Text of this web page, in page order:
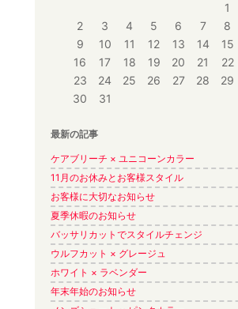
1
2
3 4 5 6 7
8
9
10 11 12 13 14
15
16
17 18 19 20 21
22
23
24 25 26 27 28
29
30
31
最新の記事
ケアブリーチ × ユニコーンカラー
11月のお休みとお客様スタイル
お客様に大切なお知らせ
夏季休暇のお知らせ
バッサリカットでスタイルチェンジ
ウルフカット × グレージュ
ホワイト × ラベンダー
年末年始のお知らせ